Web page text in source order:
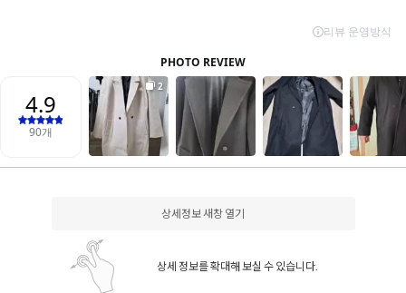
상세정보 새창 열기
상세 정보를 확대해 보실 수 있습니다.